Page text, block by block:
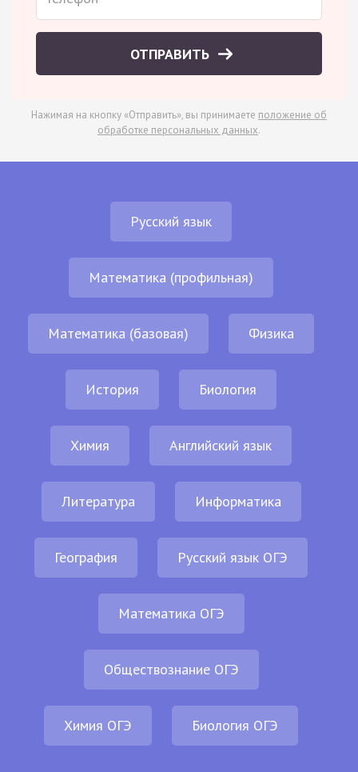
ОТПРАВИТЬ
Нажимая на кнопку «Отправить», вы принимаете положение об
обработке персональных данных.
Русский язык
Математика (профильная)
Математика (базовая) Физика
История Биология
Химия Английский язык
Литература Информатика
География Русский язык ОГЭ
Математика ОГЭ
Обществознание ОГЭ
Химия ОГЭ Биология ОГЭ